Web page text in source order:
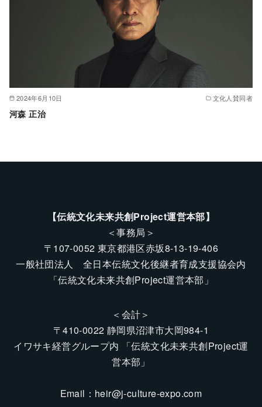
2024年6月10日 文化人賛同者
河森 正治
【伝統文化未来共創Project運営本部】
＜事務局＞
〒107-0052 東京都港区赤坂8-13-19-406
一般社団法人 全日本伝統文化後継者育成支援協会内
「伝統文化未来共創Project運営本部」
＜会計＞
〒410-0022 静岡県沼津市大岡984-1
イワサキ経営グループ内 「伝統文化未来共創Project運
営本部」
Email： heir@j-culture-expo.com